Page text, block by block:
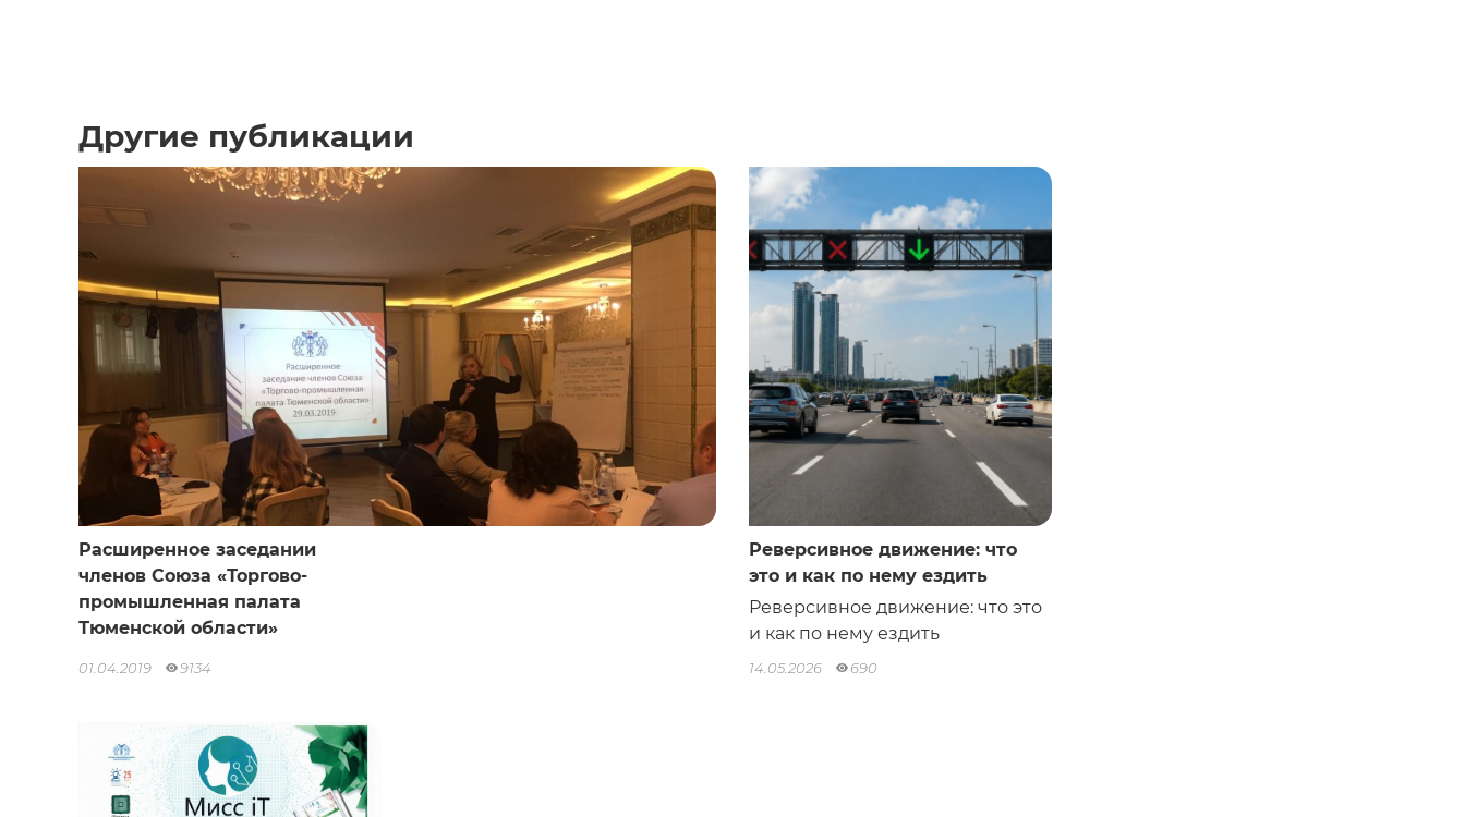
Другие публикации
Расширенное заседании
членов Союза «Торгово-
промышленная палата
Тюменской области»
01.04.2019 9134
Реверсивное движение: что
это и как по нему ездить
Реверсивное движение: что это
и как по нему ездить
14.05.2026 690